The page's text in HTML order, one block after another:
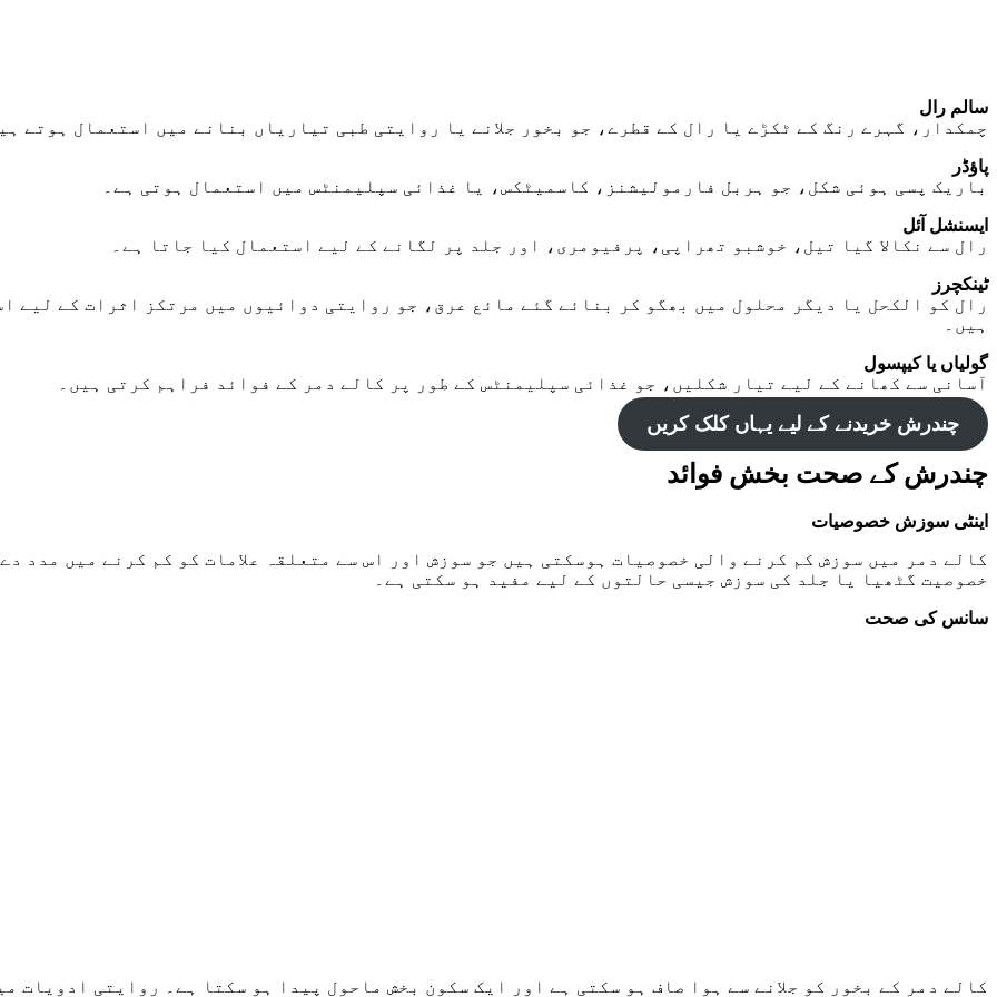
سالم رال
چمکدار، گہرے رنگ کے ٹکڑے یا رال کے قطرے، جو بخور جلانے یا روایتی طبی تیاریاں بنانے میں استعمال ہوتے
پاؤڈر
باریک پسی ہوئی شکل، جو ہربل فارمولیشنز، کاسمیٹکس، یا غذائی سپلیمنٹس میں استعمال ہوتی ہے۔
ایسنشل آئل
رال سے نکالا گیا تیل، خوشبو تھراپی، پرفیومری، اور جلد پر لگانے کے لیے استعمال کیا جاتا ہے۔
ٹینکچرز
رال کو الکحل یا دیگر محلول میں بھگو کر بنائے گئے مائع عرق، جو روایتی دوائیوں میں مرتکز اثرات کے لیے
ہیں۔
گولیاں یا کیپسول
آسانی سے کھانے کے لیے تیار شکلیں، جو غذائی سپلیمنٹس کے طور پر کالے دمر کے فوائد فراہم کرتی ہیں۔
چندرش خریدنے کے لیے یہاں کلک کریں
چندرش کے صحت بخش فوائد
اینٹی سوزش خصوصیات
کالے دمر میں سوزش کم کرنے والی خصوصیات ہوسکتی ہیں جو سوزش اور اس سے متعلقہ علامات کو کم کرنے میں مدد
خصوصیت گٹھیا یا جلد کی سوزش جیسی حالتوں کے لیے مفید ہو سکتی ہے۔
سانس کی صحت
کالے دمر کے بخور کو جلانے سے ہوا صاف ہو سکتی ہے اور ایک سکون بخش ماحول پیدا ہو سکتا ہے۔ روایتی ادویات